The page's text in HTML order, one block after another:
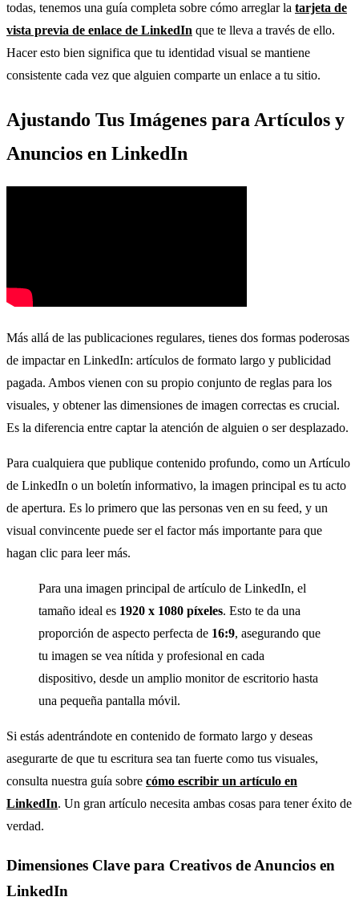
todas, tenemos una guía completa sobre cómo arreglar la tarjeta de
vista previa de enlace de LinkedIn que te lleva a través de ello.
Hacer esto bien significa que tu identidad visual se mantiene
consistente cada vez que alguien comparte un enlace a tu sitio.
Ajustando Tus Imágenes para Artículos y
Anuncios en LinkedIn
Más allá de las publicaciones regulares, tienes dos formas poderosas
de impactar en LinkedIn: artículos de formato largo y publicidad
pagada. Ambos vienen con su propio conjunto de reglas para los
visuales, y obtener las dimensiones de imagen correctas es crucial.
Es la diferencia entre captar la atención de alguien o ser desplazado.
Para cualquiera que publique contenido profundo, como un Artículo
de LinkedIn o un boletín informativo, la imagen principal es tu acto
de apertura. Es lo primero que las personas ven en su feed, y un
visual convincente puede ser el factor más importante para que
hagan clic para leer más.
Para una imagen principal de artículo de LinkedIn, el
tamaño ideal es 1920 x 1080 píxeles. Esto te da una
proporción de aspecto perfecta de 16:9, asegurando que
tu imagen se vea nítida y profesional en cada
dispositivo, desde un amplio monitor de escritorio hasta
una pequeña pantalla móvil.
Si estás adentrándote en contenido de formato largo y deseas
asegurarte de que tu escritura sea tan fuerte como tus visuales,
consulta nuestra guía sobre cómo escribir un artículo en
LinkedIn. Un gran artículo necesita ambas cosas para tener éxito de
verdad.
Dimensiones Clave para Creativos de Anuncios en
LinkedIn